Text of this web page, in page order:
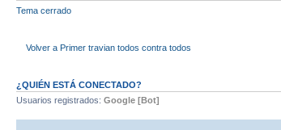
Tema cerrado
Volver a Primer travian todos contra todos
¿QUIÉN ESTÁ CONECTADO?
Usuarios registrados: Google [Bot]